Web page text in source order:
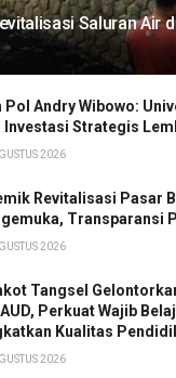
Saluran Air
Pol Andry Wibowo:
Investasi Strategis
2026
Revitalisasi Pasar
Transparansi
2026
Tangsel
Perkuat Wajib
Kualitas
2026